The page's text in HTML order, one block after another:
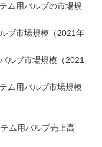
ム用バルブの市場規
ブ市場規模（2021年
ルブ市場規模（2021
ム用バルブ市場規模
ム用バルブ売上高